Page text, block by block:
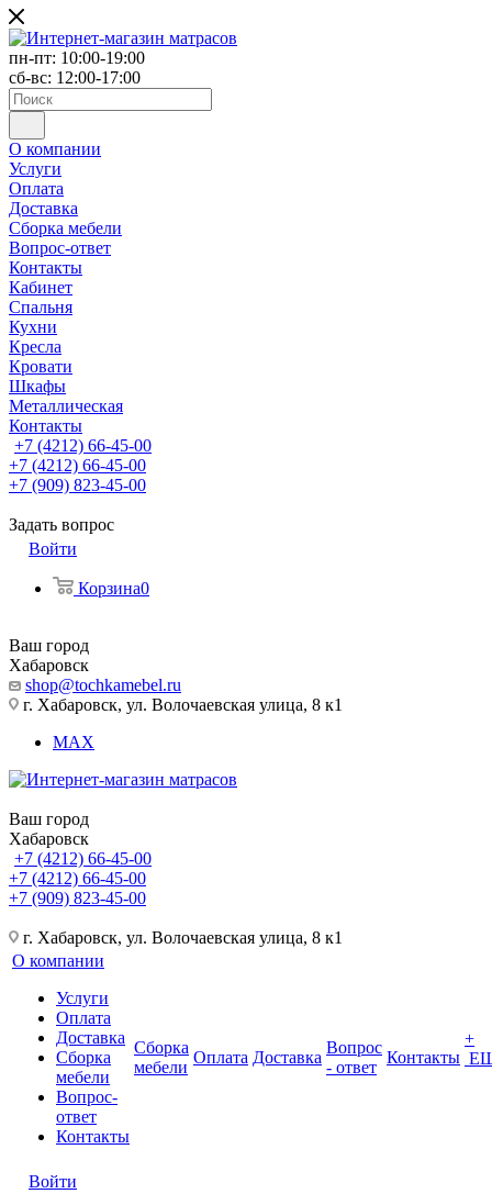
пн-пт: 10:00-19:00
сб-вс: 12:00-17:00
О компании
Услуги
Оплата
Доставка
Сборка мебели
Вопрос-ответ
Контакты
Кабинет
Спальня
Кухни
Кресла
Кровати
Шкафы
Металлическая
Контакты
+7 (4212) 66-45-00
+7 (4212) 66-45-00
+7 (909) 823-45-00
Задать вопрос
Войти
Корзина0
Ваш город
Хабаровск
shop@tochkamebel.ru
г. Хабаровск, ул. Волочаевская улица, 8 к1
MAX
Ваш город
Хабаровск
+7 (4212) 66-45-00
+7 (4212) 66-45-00
+7 (909) 823-45-00
г. Хабаровск, ул. Волочаевская улица, 8 к1
О компании
Услуги
Оплата
Доставка
Сборка
мебели
Вопрос-
ответ
Контакты
Сборка
мебели
Оплата Доставка
Вопрос
- ответ
Контакты
+
Войти